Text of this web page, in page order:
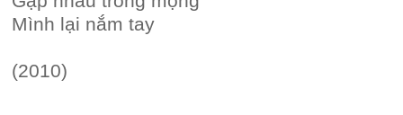
Mình lại nắm tay
(2010)